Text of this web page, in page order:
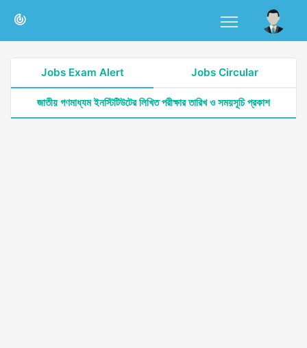
Jobs Exam Alert Jobs Circular
জাতীয় গণমাধ্যম ইনস্টিটিউটের লিখিত পরীক্ষার তারিখ ও সময়সূচি প্রকাশ